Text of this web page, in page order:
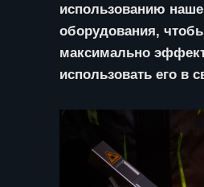
использованию
оборудования,
максимально
использовать его в